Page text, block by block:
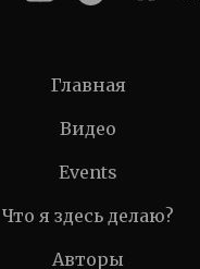
Главная
Видео
Events
Что я здесь делаю?
Авторы